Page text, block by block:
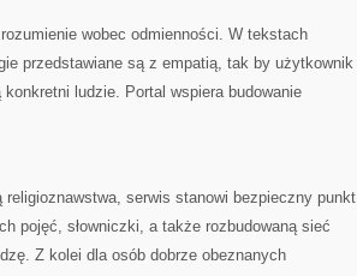
wobec odmienności. W tekstach
przedstawiane są z empatią, tak by użytkownik
ludzie. Portal wspiera budowanie
serwis stanowi bezpieczny punkt
pojęć, słowniczki, a także rozbudowaną sieć
Z kolei dla osób dobrze obeznanych